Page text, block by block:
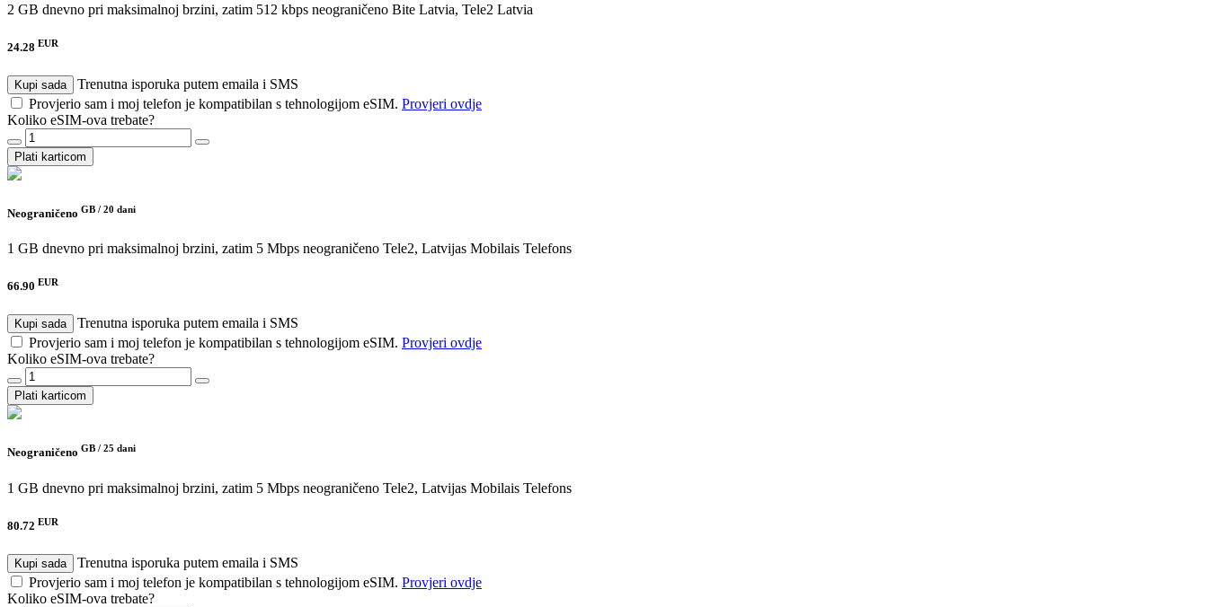
2 GB dnevno pri maksimalnoj brzini, zatim 512 kbps neograničeno Bite Latvia, Tele2 Latvia
24.28 EUR
Kupi sada
Trenutna isporuka putem emaila i SMS
Provjerio sam i moj telefon je kompatibilan s tehnologijom eSIM. Provjeri ovdje
Koliko eSIM-ova trebate?
Plati karticom
Neograničeno GB / 20 dani
1 GB dnevno pri maksimalnoj brzini, zatim 5 Mbps neograničeno Tele2, Latvijas Mobilais Telefons
66.90 EUR
Kupi sada
Trenutna isporuka putem emaila i SMS
Provjerio sam i moj telefon je kompatibilan s tehnologijom eSIM. Provjeri ovdje
Koliko eSIM-ova trebate?
Plati karticom
Neograničeno GB / 25 dani
1 GB dnevno pri maksimalnoj brzini, zatim 5 Mbps neograničeno Tele2, Latvijas Mobilais Telefons
80.72 EUR
Kupi sada
Trenutna isporuka putem emaila i SMS
Provjerio sam i moj telefon je kompatibilan s tehnologijom eSIM. Provjeri ovdje
Koliko eSIM-ova trebate?